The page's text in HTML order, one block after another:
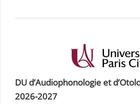
DU d’Audiophonologie et
2026-2027